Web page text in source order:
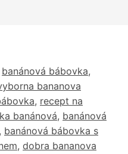
banánová bábovka,
bananova
, recept na
banánová, banánová
, banánová bábovka s
, dobra bananova